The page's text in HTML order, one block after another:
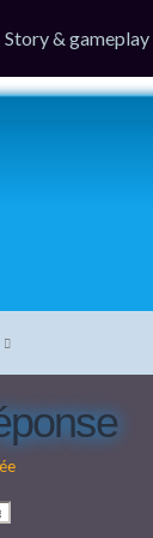
Story & gameplay